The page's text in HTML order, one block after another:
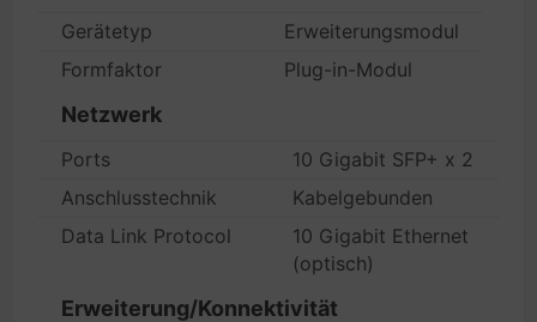
Gerätetyp
Erweiterungsmodul
Formfaktor
Plug-in-Modul
Netzwerk
Ports
10 Gigabit SFP+ x 2
Anschlusstechnik
Kabelgebunden
Data Link Protocol
10 Gigabit Ethernet
(optisch)
Erweiterung/Konnektivität